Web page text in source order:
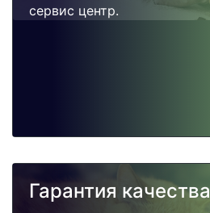
сервис центр.
Гарантия качества